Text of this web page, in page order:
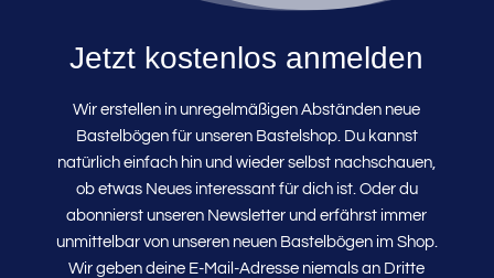
Jetzt kostenlos anmelden
Wir erstellen in unregelmäßigen Abständen neue
Bastelbögen für unseren Bastelshop. Du kannst
natürlich einfach hin und wieder selbst nachschauen,
ob etwas Neues interessant für dich ist. Oder du
abonnierst unseren Newsletter und erfährst immer
unmittelbar von unseren neuen Bastelbögen im Shop.
Wir geben deine E-Mail-Adresse niemals an Dritte